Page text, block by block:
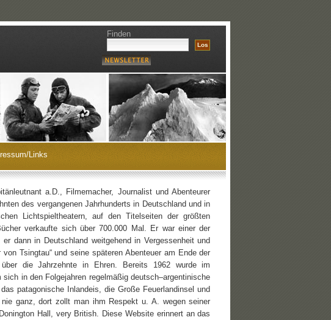
Finden
Links
a.D., Filmemacher, Journalist und Abenteurer
des vergangenen Jahrhunderts in Deutschland und in
Lichtspieltheatern, auf den Titelseiten der größten
verkaufte sich über 700.000 Mal. Er war einer der
dann in Deutschland weitgehend in Vergessenheit und
Tsingtau“ und seine späteren Abenteuer am Ende der
die Jahrzehnte in Ehren. Bereits 1962 wurde im
in den Folgejahren regelmäßig deutsch–argentinische
patagonische Inlandeis, die Große Feuerlandinsel und
ganz, dort zollt man ihm Respekt u. A. wegen seiner
Hall, very British. Diese Website erinnert an das